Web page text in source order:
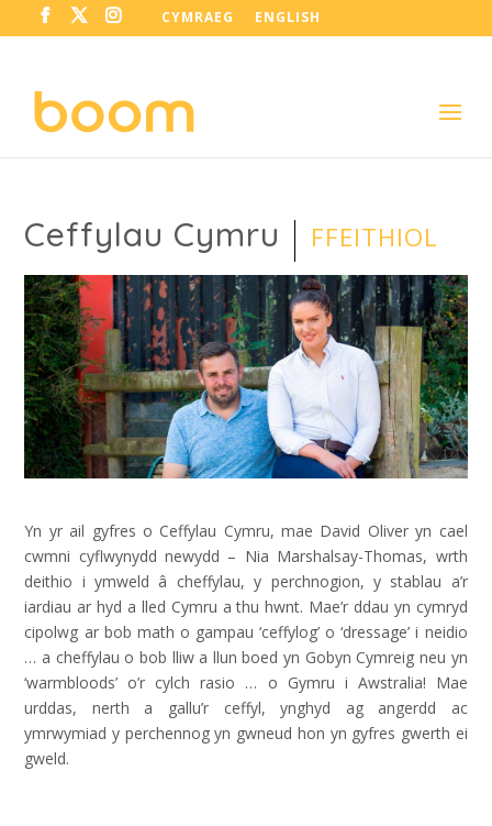
CYMRAEG ENGLISH
Ceffylau Cymru FFEITHIOL
Yn yr ail gyfres o Ceffylau Cymru, mae David Oliver yn cael
cwmni cyflwynydd newydd – Nia Marshalsay-Thomas, wrth
deithio i ymweld â cheffylau, y perchnogion, y stablau a’r
iardiau ar hyd a lled Cymru a thu hwnt. Mae’r ddau yn cymryd
cipolwg ar bob math o gampau ‘ceffylog’ o ‘dressage’ i neidio
… a cheffylau o bob lliw a llun boed yn Gobyn Cymreig neu yn
‘warmbloods’ o’r cylch rasio … o Gymru i Awstralia! Mae
urddas, nerth a gallu’r ceffyl, ynghyd ag angerdd ac
ymrwymiad y perchennog yn gwneud hon yn gyfres gwerth ei
gweld.